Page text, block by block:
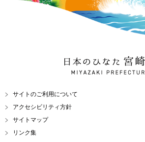
日本のひなた 宮崎県
MIYAZAKI PREFECTURE
サイトのご利用について
アクセシビリティ方針
サイトマップ
リンク集